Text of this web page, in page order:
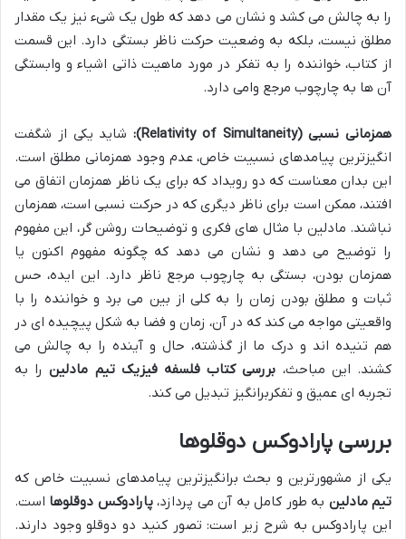
را به چالش می کشد و نشان می دهد که طول یک شیء نیز یک مقدار
مطلق نیست، بلکه به وضعیت حرکت ناظر بستگی دارد. این قسمت
از کتاب، خواننده را به تفکر در مورد ماهیت ذاتی اشیاء و وابستگی
آن ها به چارچوب مرجع وامی دارد.
همزمانی نسبی (Relativity of Simultaneity):
شاید یکی از شگفت
انگیزترین پیامدهای نسبیت خاص، عدم وجود همزمانی مطلق است.
این بدان معناست که دو رویداد که برای یک ناظر همزمان اتفاق می
افتند، ممکن است برای ناظر دیگری که در حرکت نسبی است، همزمان
نباشند. مادلین با مثال های فکری و توضیحات روشن گر، این مفهوم
را توضیح می دهد و نشان می دهد که چگونه مفهوم اکنون یا
همزمان بودن، بستگی به چارچوب مرجع ناظر دارد. این ایده، حس
ثبات و مطلق بودن زمان را به کلی از بین می برد و خواننده را با
واقعیتی مواجه می کند که در آن، زمان و فضا به شکل پیچیده ای در
هم تنیده اند و درک ما از گذشته، حال و آینده را به چالش می
کشند. این مباحث، بررسی کتاب فلسفه فیزیک تیم مادلینرا به
تجربه ای عمیق و تفکربرانگیز تبدیل می کند.
بررسی پارادوکس دوقلوها
یکی از مشهورترین و بحث برانگیزترین پیامدهای نسبیت خاص که
تیم مادلین به طور کامل به آن می پردازد،پارادوکس دوقلوها است.
این پارادوکس به شرح زیر است: تصور کنید دو دوقلو وجود دارند.